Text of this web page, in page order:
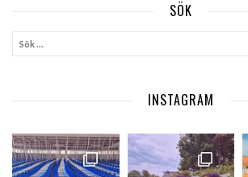
SÖK
INSTAGRAM